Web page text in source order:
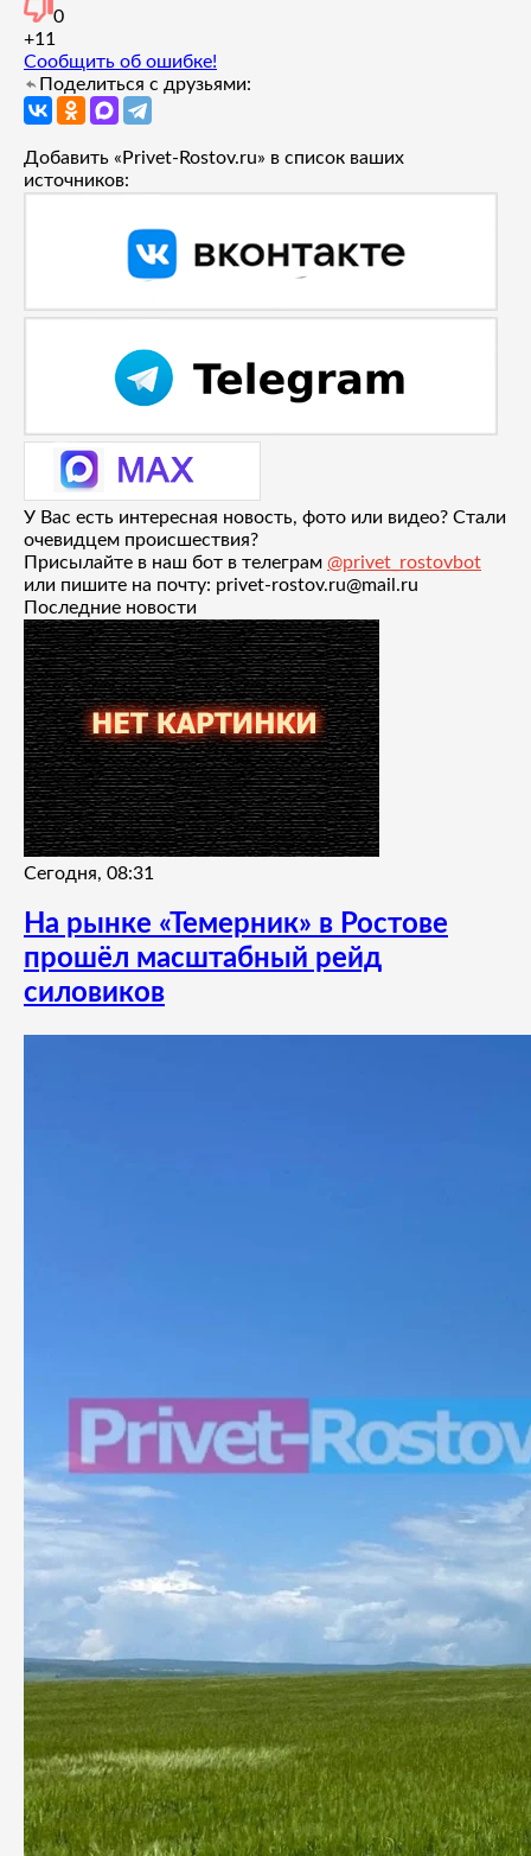
0
+1 1
Сообщить об ошибке!
Поделиться с друзьями:
Добавить «Privet-Rostov.ru» в список ваших
источников:
У Вас есть интересная новость, фото или видео? Стали
очевидцем происшествия?
Присылайте в наш бот в телеграм @privet_rostovbot
или пишите на почту: privet-rostov.ru@mail.ru
Последние новости
Сегодня, 08:31
На рынке «Темерник» в Ростове
прошёл масштабный рейд
силовиков